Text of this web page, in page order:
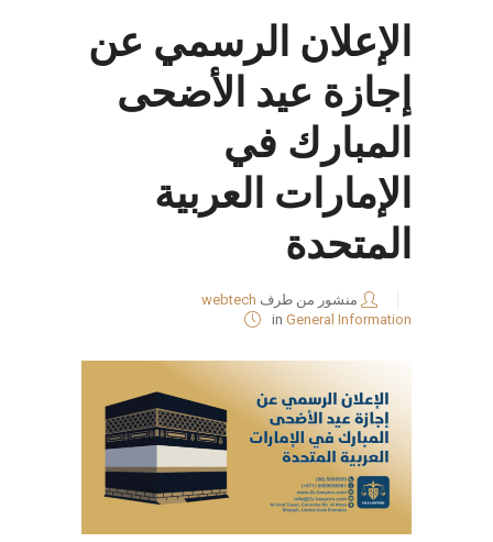
الإعلان الرسمي عن
إجازة عيد الأضحى
المبارك في
الإمارات العربية
المتحدة
منشور من طرف webtech
in General Information